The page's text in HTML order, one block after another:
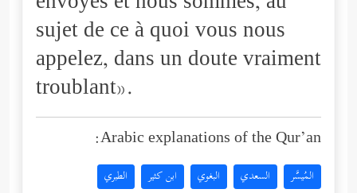
sujet de ce à quoi vous nous
appelez, dans un doute vraiment
troublant».
Arabic explanations of the Qur’an:
المُيسَّر السعدي البغوي ابن كثير الطبري